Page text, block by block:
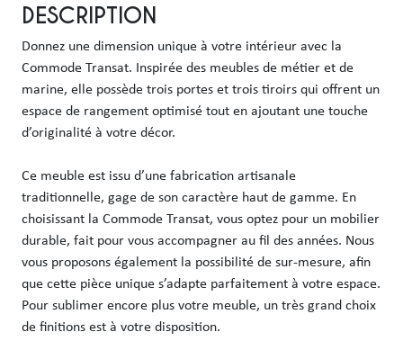
DESCRIPTION
Donnez une dimension unique à votre intérieur avec la
Commode Transat. Inspirée des meubles de métier et de
marine, elle possède trois portes et trois tiroirs qui offrent un
espace de rangement optimisé tout en ajoutant une touche
d’originalité à votre décor.
Ce meuble est issu d’une fabrication artisanale
traditionnelle, gage de son caractère haut de gamme. En
choisissant la Commode Transat, vous optez pour un mobilier
durable, fait pour vous accompagner au fil des années. Nous
vous proposons également la possibilité de sur-mesure, afin
que cette pièce unique s’adapte parfaitement à votre espace.
Pour sublimer encore plus votre meuble, un très grand choix
de finitions est à votre disposition.